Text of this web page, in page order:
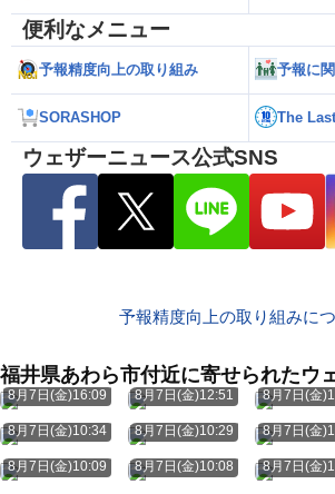
便利なメニュー
予報精度向上の取り組み 予報に
SORASHOP The
ウェザーニュース公式SNS
予報精度向上の取り組みに
福井県あわら市付近に寄せられたウ
8月7日(金)16:09 8月7日(金)12:51 8月7日(金
8月7日(金)10:34 8月7日(金)10:29 8月7日(金
8月7日(金)10:09 8月7日(金)10:08 8月7日(金